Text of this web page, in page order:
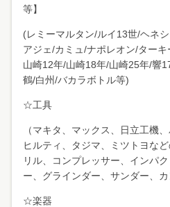
等】
(レミーマルタン/ルイ13世/ヘネ
アジェ/カミュ/ナポレオン/ターキ
山崎12年/山崎18年/山崎25年/響
鶴/白州/バカラボトル等)
☆工具
（マキタ、マックス、日立工機
ヒルティ、タジマ、ミツトヨな
リル、コンプレッサー、インパ
ー、グラインダー、サンダー、カ
☆楽器